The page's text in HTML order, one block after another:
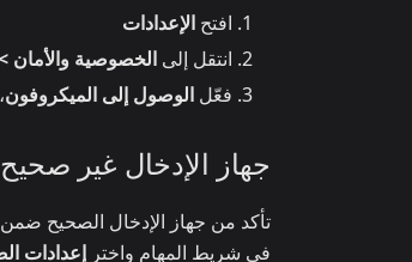
افتح الإعدادات
انتقل إلى الخصوصية والأمان
فعّل الوصول إلى الميكروفون
جهاز الإدخال غير صحيح
تأكد من جهاز الإدخال الصحيح ضمن
في شريط المهام واختر إعدادات